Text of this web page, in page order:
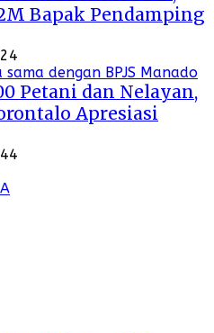
Bapak Pendamping
Petani dan Nelayan,
Apresiasi